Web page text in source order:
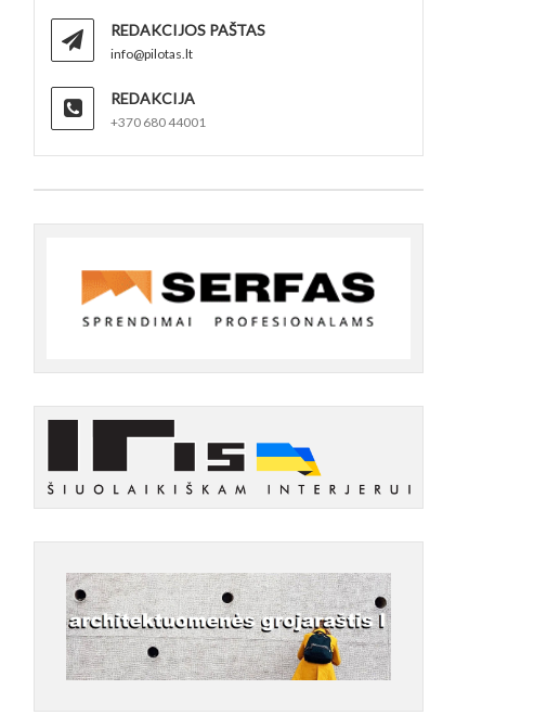
REDAKCIJOS PAŠTAS
info@pilotas.lt
REDAKCIJA
+370 680 44001